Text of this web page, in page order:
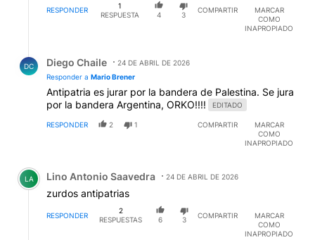
RESPONDER
1
RESPUESTA
4 3
COMPARTIR
MARCAR
COMO
INAPROPIADO
DC Diego Chaile
24 DE ABRIL DE 2026
Responder a Mario Brener
Antipatria es jurar por la bandera de Palestina. Se jura
por la bandera Argentina, ORKO!!!!
EDITADO
RESPONDER 2 1 COMPARTIR
MARCAR
COMO
INAPROPIADO
Comentario de Lino Antonio Saavedra.
LA Lino Antonio Saavedra 24 DE ABRIL DE 2026
zurdos antipatrias
RESPONDER
2
RESPUESTAS
6 3
COMPARTIR
MARCAR
COMO
INAPROPIADO